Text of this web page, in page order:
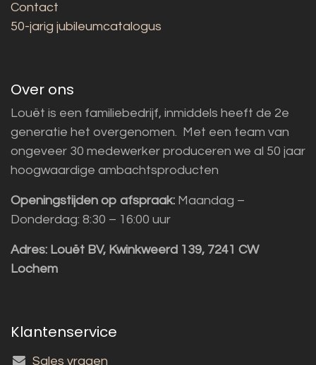
Contact
50-jarig jubileumcatalogus
Over ons
Louët is een familiebedrijf, inmiddels heeft de 2e
generatie het overgenomen. Met een team van
ongeveer 30 medewerker produceren we al 50 jaar
hoogwaardige ambachtsproducten
Openingstijden op afspraak: Maandag –
Donderdag: 8:30 – 16:00 uur
Adres: Louët BV, Kwinkweerd 139, 7241 CW
Lochem
Klantenservice
Sales vragen